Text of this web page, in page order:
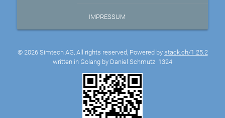
IMPRESSUM
© 2026 Simtech AG, All rights reserved, Powered by stack.ch/1.25.2
written in Golang by Daniel Schmutz 1324